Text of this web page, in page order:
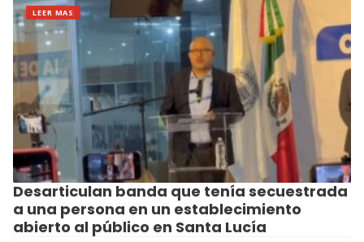
LEER MAS
Desarticulan banda que tenía secuestrada
a una persona en un establecimiento
abierto al público en Santa Lucía